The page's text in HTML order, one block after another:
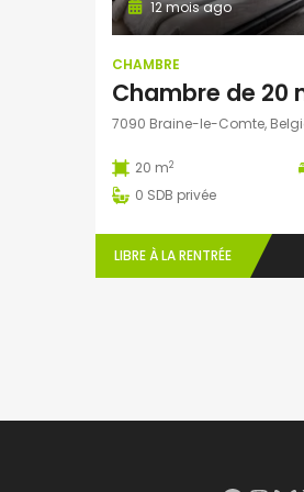
12 mois ago
CHAMBRE
7090 Braine-le-Comte,
20 m2
0 SDB privée
LIBRE À LA RENTRÉE